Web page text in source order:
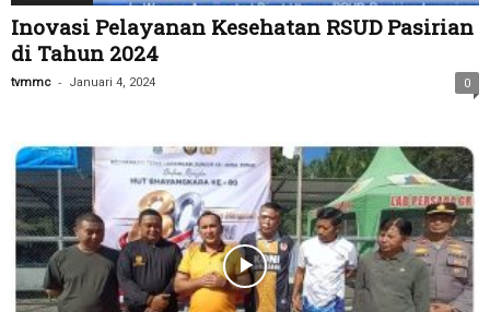
Inovasi Pelayanan Kesehatan RSUD Pasirian
di Tahun 2024
tvmmc - Januari 4, 2024 0